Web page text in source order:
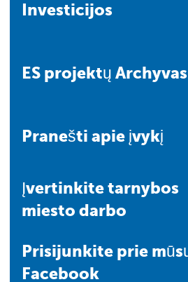
Investicijos
ES projektų Archyvas
Pranešti apie įvykį
Įvertinkite tarnybos
miesto darbo
Prisijunkite prie mūsų
Facebook